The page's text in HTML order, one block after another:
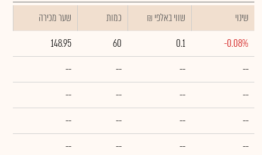
שינוי ₪ שווי באלפי כמות
שער מכירה
-0.08%
0.1
60
148.95
--
--
--
--
--
--
--
--
--
--
--
--
--
--
--
--